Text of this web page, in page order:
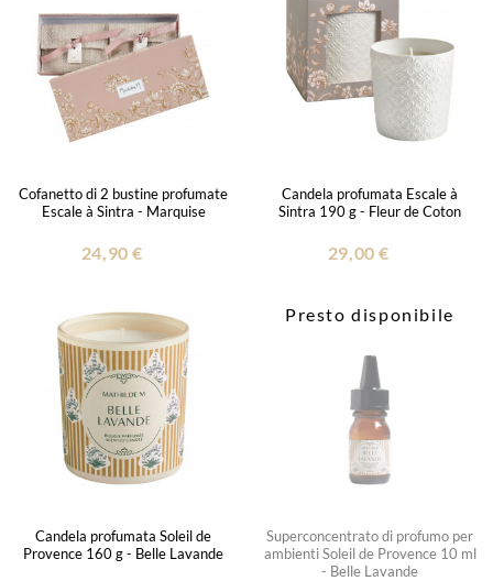
Cofanetto di 2 bustine profumate
Escale à Sintra - Marquise
24,90 €
Candela profumata Escale à
Sintra 190 g - Fleur de Coton
29,00 €
Candela profumata Soleil de
Provence 160 g - Belle Lavande
Presto disponibile
Superconcentrato di profumo per
ambienti Soleil de Provence 10 ml
- Belle Lavande